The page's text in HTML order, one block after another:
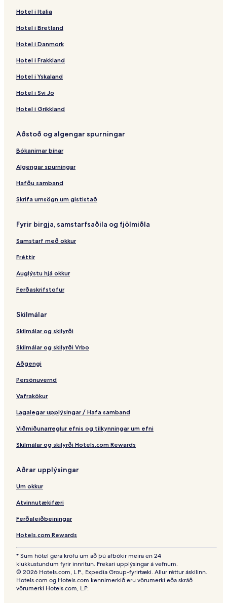
Hotel i Italia
Hotel i Bretland
Hotel i Danmork
Hotel i Frakkland
Hotel i Yskaland
Hotel i Svi Jo
Hotel i Grikkland
Aðstoð og algengar spurningar
Bókanirnar þínar
Algengar spurningar
Hafðu samband
Skrifa umsögn um gististað
Fyrir birgja, samstarfsaðila og fjölmiðla
Samstarf með okkur
Fréttir
Auglýstu hjá okkur
Ferðaskrifstofur
Skilmálar
Skilmálar og skilyrði
Skilmálar og skilyrði Vrbo
Aðgengi
Persónuvernd
Vafrakökur
Lagalegar upplýsingar / Hafa samband
Viðmiðunarreglur efnis og tilkynningar um efni
Skilmálar og skilyrði Hotels.com Rewards
Aðrar upplýsingar
Um okkur
Atvinnutækifæri
Ferðaleiðbeiningar
Hotels.com Rewards
* Sum hótel gera kröfu um að þú afbókir meira en 24
klukkustundum fyrir innritun. Frekari upplýsingar á vefnum.
© 2026 Hotels.com, L.P., Expedia Group-fyrirtæki. Allur réttur áskilinn.
Hotels.com og Hotels.com kennimerkið eru vörumerki eða skráð
vörumerki Hotels.com, L.P.